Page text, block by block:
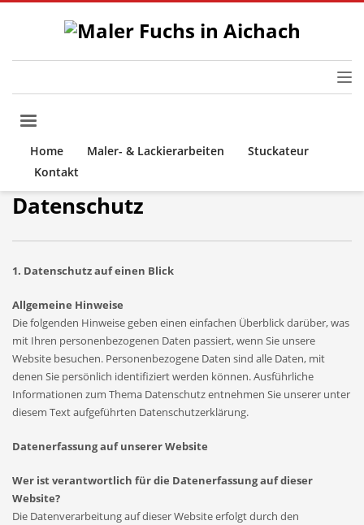
Home Maler- & Lackierarbeiten
Stuckateur
Kontakt
Datenschutz
1. Datenschutz auf einen Blick
Allgemeine Hinweise
Die folgenden Hinweise geben einen einfachen Überblick darüber, was
mit Ihren personenbezogenen Daten passiert, wenn Sie unsere
Website besuchen. Personenbezogene Daten sind alle Daten, mit
denen Sie persönlich identifiziert werden können. Ausführliche
Informationen zum Thema Datenschutz entnehmen Sie unserer unter
diesem Text aufgeführten Datenschutzerklärung.
Datenerfassung auf unserer Website
Wer ist verantwortlich für die Datenerfassung auf dieser
Website?
Die Datenverarbeitung auf dieser Website erfolgt durch den